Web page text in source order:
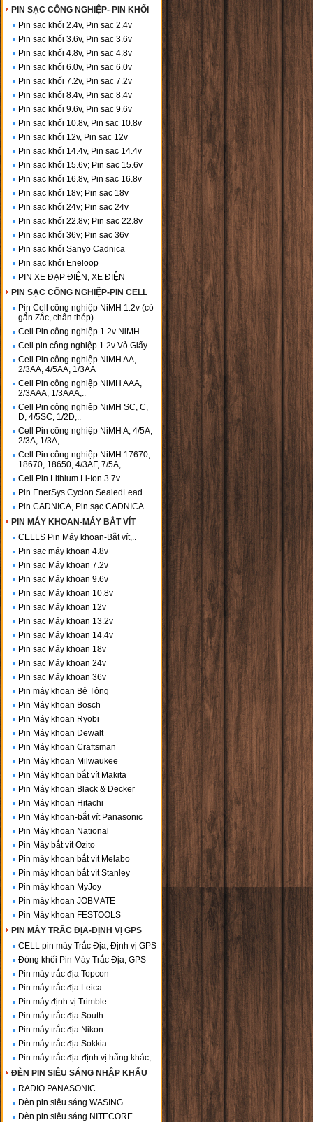
PIN SẠC CÔNG NGHIỆP- PIN KHỐI
Pin sạc khối 2.4v, Pin sạc 2.4v
Pin sạc khối 3.6v, Pin sạc 3.6v
Pin sạc khối 4.8v, Pin sạc 4.8v
Pin sạc khối 6.0v, Pin sạc 6.0v
Pin sạc khối 7.2v, Pin sạc 7.2v
Pin sạc khối 8.4v, Pin sạc 8.4v
Pin sạc khối 9.6v, Pin sạc 9.6v
Pin sạc khối 10.8v, Pin sạc 10.8v
Pin sạc khối 12v, Pin sạc 12v
Pin sạc khối 14.4v, Pin sạc 14.4v
Pin sạc khối 15.6v; Pin sạc 15.6v
Pin sạc khối 16.8v, Pin sạc 16.8v
Pin sạc khối 18v; Pin sạc 18v
Pin sạc khối 24v; Pin sạc 24v
Pin sạc khối 22.8v; Pin sạc 22.8v
Pin sạc khối 36v; Pin sạc 36v
Pin sạc khối Sanyo Cadnica
Pin sạc khối Eneloop
PIN XE ĐẠP ĐIỆN, XE ĐIỆN
PIN SẠC CÔNG NGHIỆP-PIN CELL
Pin Cell công nghiệp NiMH 1.2v (có
gắn Zắc, chân thép)
Cell Pin công nghiệp 1.2v NiMH
Cell pin công nghiệp 1.2v Vỏ Giấy
Cell Pin công nghiệp NiMH AA,
2/3AA, 4/5AA, 1/3AA
Cell Pin công nghiệp NiMH AAA,
2/3AAA, 1/3AAA,..
Cell Pin công nghiệp NiMH SC, C,
D, 4/5SC, 1/2D,..
Cell Pin công nghiệp NiMH A, 4/5A,
2/3A, 1/3A,..
Cell Pin công nghiệp NiMH 17670,
18670, 18650, 4/3AF, 7/5A,..
Cell Pin Lithium Li-Ion 3.7v
Pin EnerSys Cyclon SealedLead
Pin CADNICA, Pin sạc CADNICA
PIN MÁY KHOAN-MÁY BẮT VÍT
CELLS Pin Máy khoan-Bắt vít,..
Pin sạc máy khoan 4.8v
Pin sạc Máy khoan 7.2v
Pin sạc Máy khoan 9.6v
Pin sạc Máy khoan 10.8v
Pin sạc Máy khoan 12v
Pin sạc Máy khoan 13.2v
Pin sạc Máy khoan 14.4v
Pin sạc Máy khoan 18v
Pin sạc Máy khoan 24v
Pin sạc Máy khoan 36v
Pin máy khoan Bê Tông
Pin Máy khoan Bosch
Pin Máy khoan Ryobi
Pin Máy khoan Dewalt
Pin Máy khoan Craftsman
Pin Máy khoan Milwaukee
Pin Máy khoan bắt vít Makita
Pin Máy khoan Black & Decker
Pin Máy khoan Hitachi
Pin Máy khoan-bắt vít Panasonic
Pin Máy khoan National
Pin Máy bắt vít Ozito
Pin máy khoan bắt vít Melabo
Pin máy khoan bắt vít Stanley
Pin máy khoan MyJoy
Pin máy khoan JOBMATE
Pin Máy khoan FESTOOLS
PIN MÁY TRẮC ĐỊA-ĐỊNH VỊ GPS
CELL pin máy Trắc Địa, Định vị GPS
Đóng khối Pin Máy Trắc Địa, GPS
Pin máy trắc địa Topcon
Pin máy trắc địa Leica
Pin máy định vị Trimble
Pin máy trắc địa South
Pin máy trắc địa Nikon
Pin máy trắc địa Sokkia
Pin máy trắc địa-định vị hãng khác,..
ĐÈN PIN SIÊU SÁNG NHẬP KHẨU
RADIO PANASONIC
Đèn pin siêu sáng WASING
Đèn pin siêu sáng NITECORE